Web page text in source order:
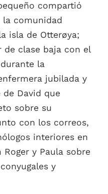
compartió
la comunidad
isla de Otterøya;
de clase baja con el
la
jubilada y
David que
sobre su
con los correos,
interiores en
Roger y Paula sobre
y